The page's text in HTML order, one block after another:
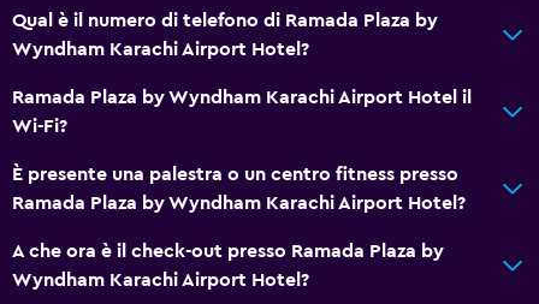
Bagnoschiuma
Balsamo per capelli
Generale
Camere per famiglie
Vista sul giardino
Camere comunicanti disponibili
Qual è il numero di telefono di Ramada Plaza by
Wyndham Karachi Airport Hotel?
Ramada Plaza by Wyndham Karachi Airport Hotel il
Wi-Fi?
È presente una palestra o un centro fitness presso
Ramada Plaza by Wyndham Karachi Airport Hotel?
A che ora è il check-out presso Ramada Plaza by
Wyndham Karachi Airport Hotel?